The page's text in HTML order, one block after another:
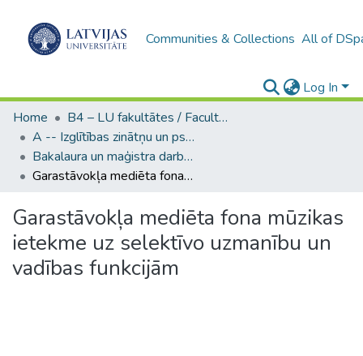
Communities & Collections All of
Log In
Home
B4 – LU fakultātes / Faculties of the UL
A -- Izglītības zinātņu un psiholoģijas fakultāte / Faculty of Education Sciences and Psychology
Bakalaura un maģistra darbi (PPMF) / Bachelor's and Master's theses
Garastāvokļa mediēta fona mūzikas ietekme uz selektīvo uzmanību un vadības funkcijām
Garastāvokļa mediēta fona mūzikas
ietekme uz selektīvo uzmanību un
vadības funkcijām